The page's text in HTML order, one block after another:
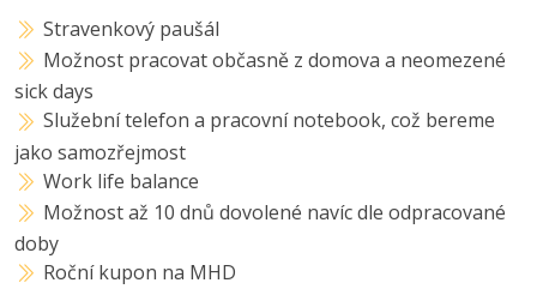
Stravenkový paušál
Možnost pracovat občasně z domova a neomezené
sick days
Služební telefon a pracovní notebook, což bereme
jako samozřejmost
Work life balance
Možnost až 10 dnů dovolené navíc dle odpracované
doby
Roční kupon na MHD